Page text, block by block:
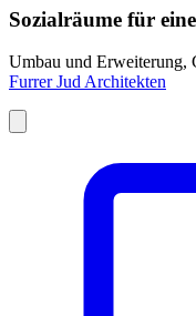
Sozialräume für
Umbau und Erweiterung,
Furrer Jud Archi­tek­ten